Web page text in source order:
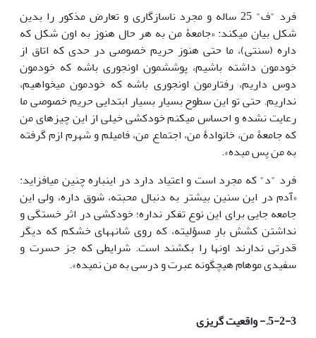
فرد "ف" 25 ساله و مجرد ناسازگاری و تعارض مذکور را بدین
شکل بیان می­کند: «جامعۀ من به هر حال هنوز به اون شکل که
داره (سنتی)، ما حتی هنوز حریم خصوصی در حدی که اتاق از
خودمون داشته باشیم، پوششمون اونجوری باشه که خودمون
دوس داریم، رفتارمون اونجوری باشه که خودمون می­خواهیم،
نداریم. حتی تو این سطوح بسیار بسیار ابتدایی حریم خصوصی ما
رعایت نشده و احساس می­کنم خودکشی خیلی از این چیزهای من
که جامعۀ من، خانوادۀ من، اجتماع من، فامیلم و شهرم ازم گرفته
به من پس میده».
فرد "د" که مجرد است و اعتیاد دارد در این­باره چنین می­افزاید:
«آدم در این سنین بیشتر به دنبال محبته، شوق داره، ولی این
جامعه جایی برای این نوع تفکر نداره؛ خودکشی در اثر خستگی و
نداشتن کشش بارِ مسؤلیته، که روی شانه­های خشکم که دیگر
قدرتی ندارند اون­ها را بکشند است. شرایطی که جز حسرت و
سفیدی موهام هیچگونه عبرت و درسی به من نمیده».
5-2-3.- واقعیت گریزی